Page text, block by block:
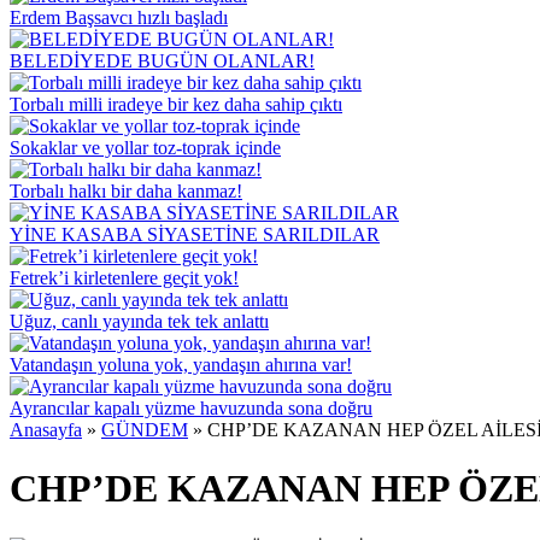
Erdem Başsavcı hızlı başladı
BELEDİYEDE BUGÜN OLANLAR!
Torbalı milli iradeye bir kez daha sahip çıktı
Sokaklar ve yollar toz-toprak içinde
Torbalı halkı bir daha kanmaz!
YİNE KASABA SİYASETİNE SARILDILAR
Fetrek’i kirletenlere geçit yok!
Uğuz, canlı yayında tek tek anlattı
Vatandaşın yoluna yok, yandaşın ahırına var!
Ayrancılar kapalı yüzme havuzunda sona doğru
Anasayfa » GÜNDEM » CHP’DE KAZANAN HEP ÖZEL
CHP’DE KAZANAN HEP